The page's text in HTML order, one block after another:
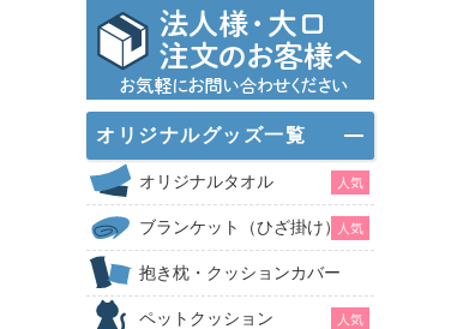
オリジナルグッズ一覧
オリジナルタオル 人気
ブランケット（ひざ掛け） 人気
抱き枕・クッションカバー
ペットクッション 人気